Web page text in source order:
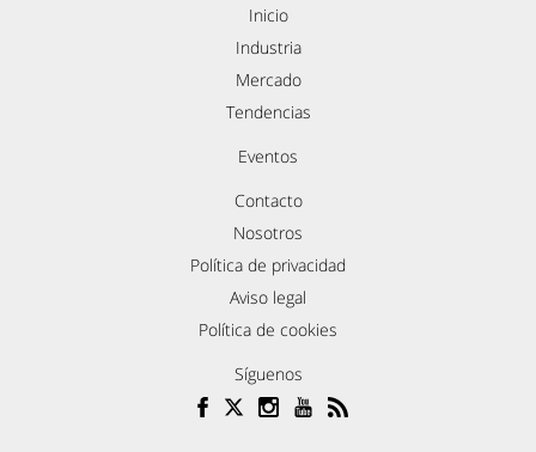
Inicio
Industria
Mercado
Tendencias
Eventos
Contacto
Nosotros
Política de privacidad
Aviso legal
Política de cookies
Síguenos